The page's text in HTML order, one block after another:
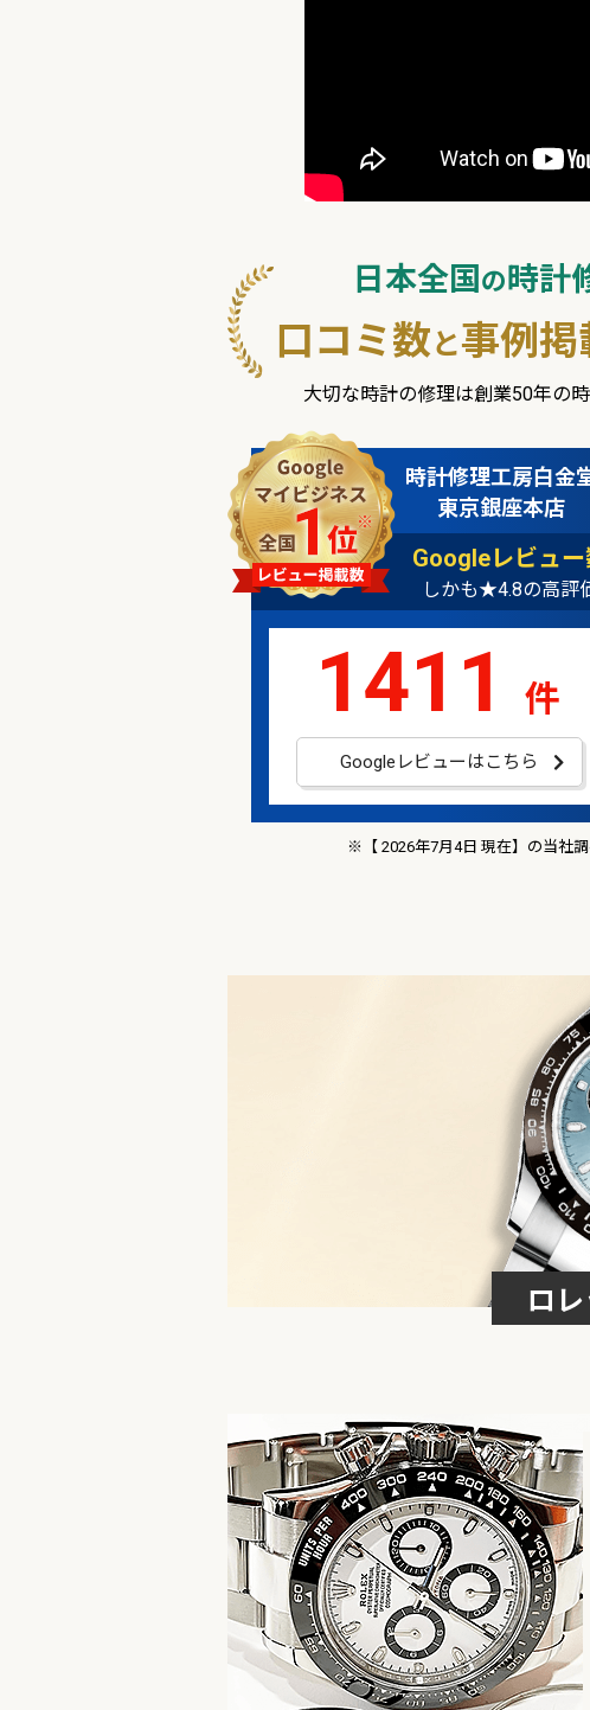
日本全国 の時計
口コミ数と事例掲
大切な時計の修理は創業50年の
時計修理工房白金
東京銀座本店
Googleレビュー
しかも★4.8の高評
1411 件
Googleレビューはこちら
※【 2026年7月4日 現在】の当社
ロ